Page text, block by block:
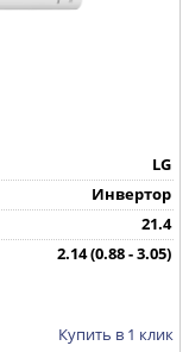
LG
Инвертор
21.4
2.14 (0.88 - 3.05)
Купить в 1 клик